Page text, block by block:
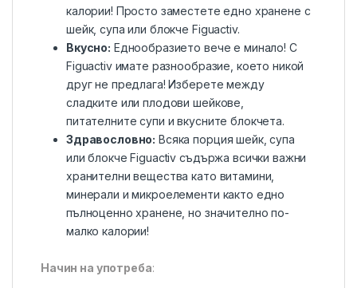
калории! Просто заместете едно хранене с
шейк, супа или блокче Figuactiv.
Вкусно: Еднообразието вече е минало! С
Figuactiv имате разнообразие, което никой
друг не предлага! Изберете между
сладките или плодови шейкове,
питателните супи и вкусните блокчета.
Здравословно: Всяка порция шейк, супа
или блокче Figuactiv съдържа всички важни
хранителни вещества като витамини,
минерали и микроелементи както едно
пълноценно хранене, но значително по-
малко калории!
Начин на употреба: